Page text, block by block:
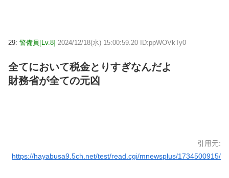
29: 警備員[Lv.8] 2024/12/18(水) 15:00:59.20 ID:ppWOVkTy0
全てにおいて税金とりすぎなんだよ
財務省が全ての元凶
引用元:
https://hayabusa9.5ch.net/test/read.cgi/mnewsplus/1734500915/